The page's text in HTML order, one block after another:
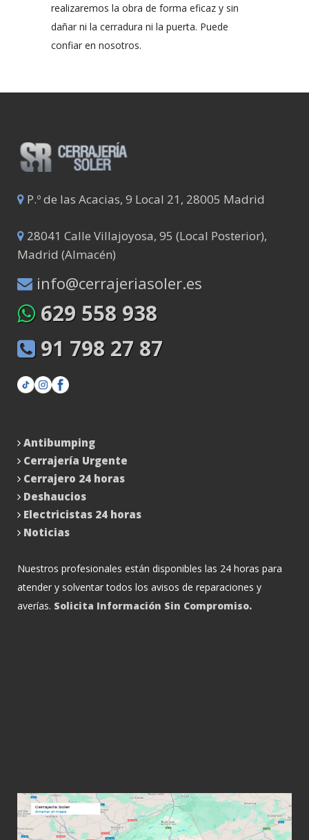
realizaremos la obra de forma eficaz y sin
dañar ni la cerradura ni la puerta. Puede
confiar en nosotros.
P.º de las Acacias, 9 Local 21, 28005 Madrid
28041 Calle Villajoyosa, 95 (Local Posterior),
Madrid (Almacén)
info@cerrajeriasoler.es
629 558 938
91 798 27 87
Antibumping
Cerrajería Urgente
Cerrajero 24 horas
Deshaucios
Electricistas 24 horas
Noticias
Nuestros profesionales están disponibles las 24 horas para
atender y solventar todos los avisos de reparaciones y
averías. Solicita Información Sin Compromiso.